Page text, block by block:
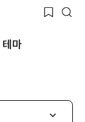
테마